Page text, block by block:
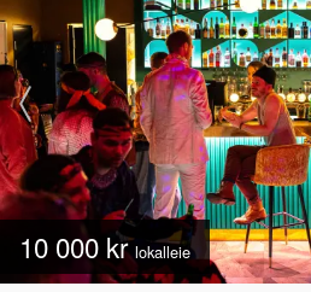
10 000 krlokalleie